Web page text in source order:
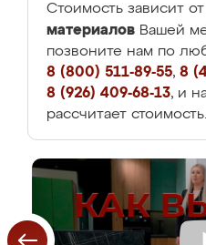
Стоимость зависит от
материалов Вашей
позвоните нам по
8 (800) 511-89-55, 8
8 (926) 409-68-13, и
рассчитает стоимость.